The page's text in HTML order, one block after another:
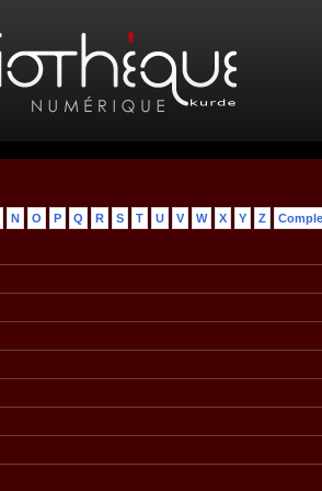
N O P Q R S T U V W X Y Z